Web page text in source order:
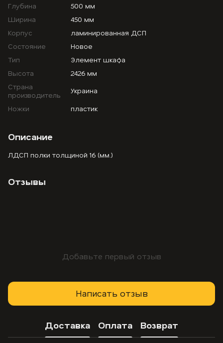
Глубина
500 мм
Ширина
450 мм
Корпус
ламинированная ДСП
Состояние
Новое
Тип
Элемент шкафа
Высота
2426 мм
Страна
производитель
Украина
Ножки
пластик
Описание
ЛДСП полки толщиной 16 (мм.)
Отзывы
Добавьте первый отзыв
Написать отзыв
Доставка Оплата Возврат